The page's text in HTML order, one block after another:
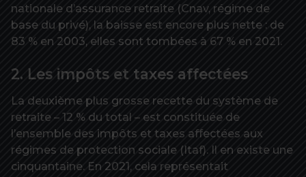
nationale d’assurance retraite (Cnav, régime de
base du privé), la baisse est encore plus nette : de
83 % en 2003, elles sont tombées à 67 % en 2021.
2. Les impôts et taxes affectées
La deuxième plus grosse recette du système de
retraite – 12 % du total – est constituée de
l’ensemble des impôts et taxes affectées aux
régimes de protection sociale (Itaf). Il en existe une
cinquantaine. En 2021, cela représentait